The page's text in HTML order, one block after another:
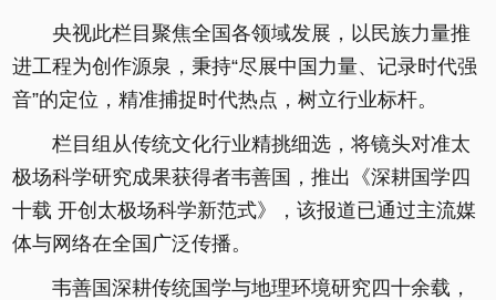
央视此栏目聚焦全国各领域发展，以民族力量推
进工程为创作源泉，秉持“尽展中国力量、记录时代强
音”的定位，精准捕捉时代热点，树立行业标杆。
栏目组从传统文化行业精挑细选，将镜头对准太
极场科学研究成果获得者韦善国，推出《深耕国学四
十载 开创太极场科学新范式》，该报道已通过主流媒
体与网络在全国广泛传播。
韦善国深耕传统国学与地理环境研究四十余载，